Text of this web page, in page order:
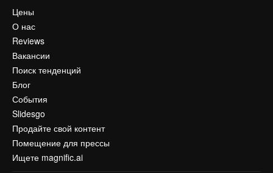
Цены
О нас
Reviews
Вакансии
Поиск тенденций
Блог
События
Slidesgo
Продайте свой контент
Помещение для прессы
Ищете magnific.ai